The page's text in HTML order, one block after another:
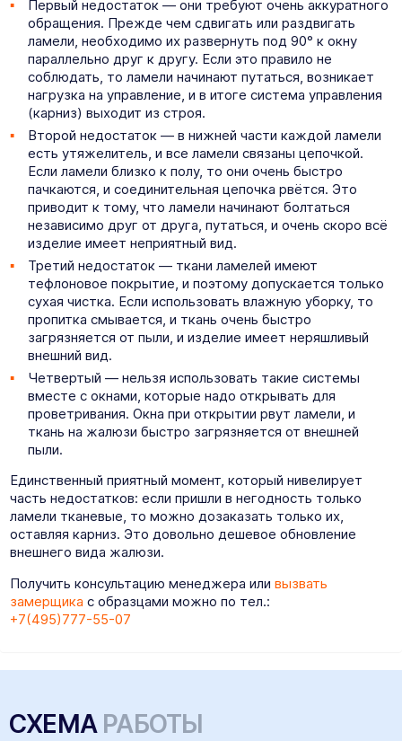
Первый недостаток — они требуют очень аккуратного
обращения. Прежде чем сдвигать или раздвигать
ламели, необходимо их развернуть под 90° к окну
параллельно друг к другу. Если это правило не
соблюдать, то ламели начинают путаться, возникает
нагрузка на управление, и в итоге система управления
(карниз) выходит из строя.
Второй недостаток — в нижней части каждой ламели
есть утяжелитель, и все ламели связаны цепочкой.
Если ламели близко к полу, то они очень быстро
пачкаются, и соединительная цепочка рвётся. Это
приводит к тому, что ламели начинают болтаться
независимо друг от друга, путаться, и очень скоро всё
изделие имеет неприятный вид.
Третий недостаток — ткани ламелей имеют
тефлоновое покрытие, и поэтому допускается только
сухая чистка. Если использовать влажную уборку, то
пропитка смывается, и ткань очень быстро
загрязняется от пыли, и изделие имеет неряшливый
внешний вид.
Четвертый — нельзя использовать такие системы
вместе с окнами, которые надо открывать для
проветривания. Окна при открытии рвут ламели, и
ткань на жалюзи быстро загрязняется от внешней
пыли.
Единственный приятный момент, который нивелирует
часть недостатков: если пришли в негодность только
ламели тканевые, то можно дозаказать только их,
оставляя карниз. Это довольно дешевое обновление
внешнего вида жалюзи.
Получить консультацию менеджера или вызвать
замерщика с образцами можно по тел.:
+7(495)777-55-07
СХЕМАРАБОТЫ